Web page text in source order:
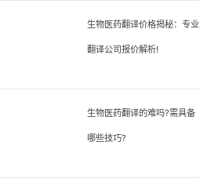
生物医药翻译价格揭秘：专业
翻译公司报价解析!
生物医药翻译的难吗?需具备
哪些技巧?